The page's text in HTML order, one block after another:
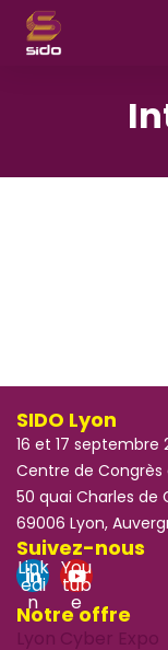
SIDO Lyon
16 et 17 septembre
Centre de Congrès
50 quai Charles de
69006 Lyon,
Suivez-nous
Link
edi
n
You
tub
e
Notre offre
Lyon Cyber Expo